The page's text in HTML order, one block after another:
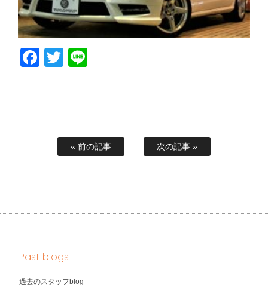
Facebook
Twitter
« 前の記事 次の記事 »
Past blogs
過去のスタッフblog